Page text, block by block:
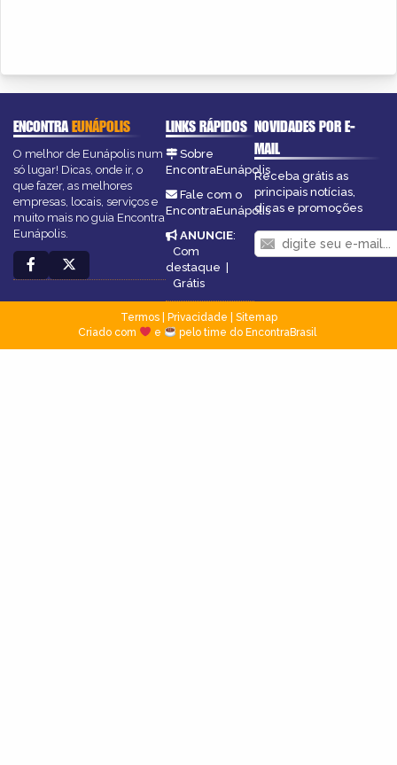
ENCONTRAEUNÁPOLIS
O melhor de Eunápolis num
só lugar! Dicas, onde ir, o
que fazer, as melhores
empresas, locais, serviços e
muito mais no guia Encontra
Eunápolis.
LINKS RÁPIDOS
Sobre
EncontraEunápolis
Fale com o
EncontraEunápolis
ANUNCIE:
Com
destaque |
Grátis
NOVIDADES POR E-
MAIL
Receba grátis as
principais notícias,
dicas e promoções
Termos| Privacidade
Sitemap
Criado com
e pelo time do EncontraBrasil